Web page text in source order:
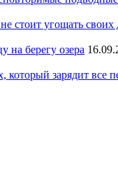
стоит угощать
на берегу озера
который зарядит все